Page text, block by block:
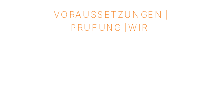
VORAUSSETZUNGEN
PRÜFUNG WIR